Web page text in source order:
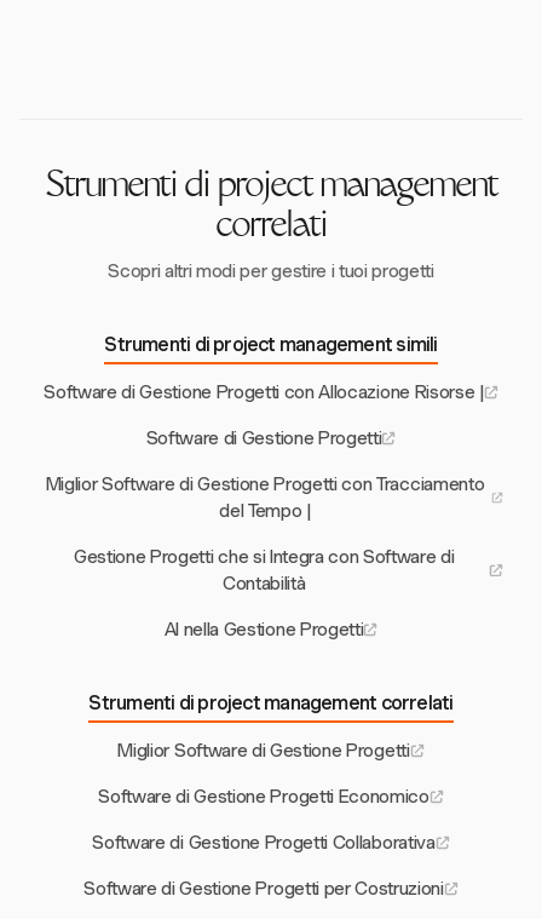
Strumenti di project management
correlati
Scopri altri modi per gestire i tuoi progetti
Strumenti di project management simili
Software di Gestione Progetti con Allocazione Risorse |
Software di Gestione Progetti
Miglior Software di Gestione Progetti con Tracciamento
del Tempo |
Gestione Progetti che si Integra con Software di
Contabilità
AI nella Gestione Progetti
Strumenti di project management correlati
Miglior Software di Gestione Progetti
Software di Gestione Progetti Economico
Software di Gestione Progetti Collaborativa
Software di Gestione Progetti per Costruzioni